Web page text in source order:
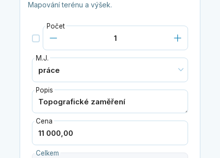
Mapování terénu a výšek.
Počet
M.J.
Popis
Cena
Celkem